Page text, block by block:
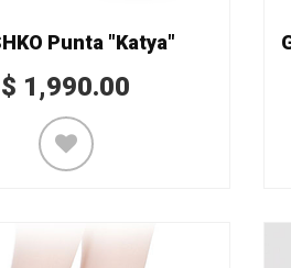
Punta "Katya"
$ 1,990.00